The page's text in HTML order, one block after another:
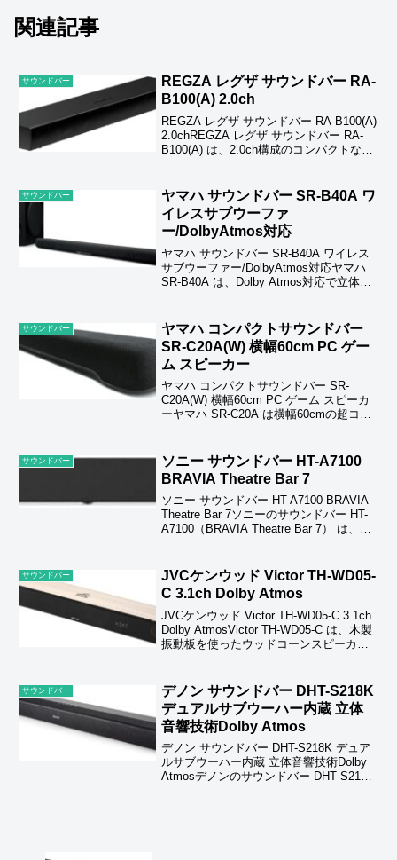
関連記事
サウンドバー
REGZA レグザ サウンドバー RA-
B100(A) 2.0ch
REGZA レグザ サウンドバー RA-B100(A)
2.0chREGZA レグザ サウンドバー RA-
B100(A) は、2.0ch構成のコンパクトなサ
ツィーターと...
サウンドバー
ヤマハ サウンドバー SR-B40A ワ
イレスサブウーファ
ー/DolbyAtmos対応
ヤマハ サウンドバー SR-B40A ワイレス
サブウーファー/DolbyAtmos対応ヤマハ
SR-B40A は、Dolby Atmos対応で立体的
ットサウンドバーで...
サウンドバー
ヤマハ コンパクトサウンドバー
SR-C20A(W) 横幅60cm PC ゲー
ム スピーカー
ヤマハ コンパクトサウンドバー SR-
C20A(W) 横幅60cm PC ゲーム スピーカ
ーヤマハ SR‑C20A は横幅60cmの超コン
と内蔵サブウーファーにより...
サウンドバー
ソニー サウンドバー HT-A7100
BRAVIA Theatre Bar 7
ソニー サウンドバー HT-A7100 BRAVIA
Theatre Bar 7ソニーのサウンドバー HT-
A7100（BRAVIA Theatre Bar 7） は、立
サウンドバー
JVCケンウッド Victor TH-WD05-
C 3.1ch Dolby Atmos
JVCケンウッド Victor TH-WD05-C 3.1ch
Dolby AtmosVictor TH‑WD05‑C は、木製
振動板を使ったウッドコーンスピーカー
サウンドバー
デノン サウンドバー DHT-S218K
デュアルサブウーハー内蔵 立体
音響技術Dolby Atmos
デノン サウンドバー DHT-S218K デュア
ルサブウーハー内蔵 立体音響技術Dolby
Atmosデノンのサウンドバー DHT‑S218K